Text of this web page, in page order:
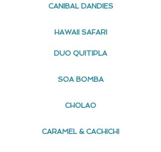
CANIBAL DANDIES
HAWAII SAFARI
DUO QUITIPLA
SOA BOMBA
CHOLAO
CARAMEL & CACHICHI